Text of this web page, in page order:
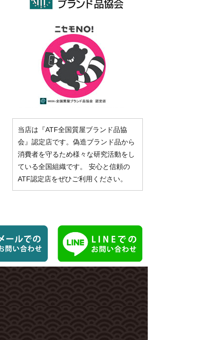
当店は『ATF全国質屋ブランド品協
会』認定店です。偽造ブランド品から
消費者を守るため様々な研究活動をし
ている全国組織です。 安心と信頼の
ATF認定店をぜひご利用ください。